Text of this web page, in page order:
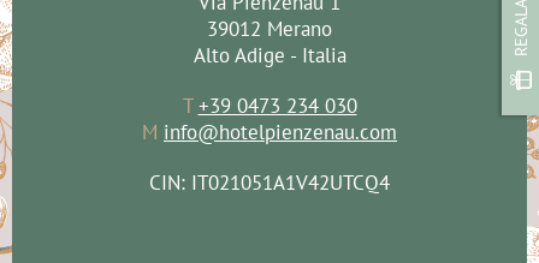
39012 Merano
Alto Adige - Italia
T+39 0473 234 030
M info@hotelpienzenau.com
CIN: IT021051A1V42UTCQ4